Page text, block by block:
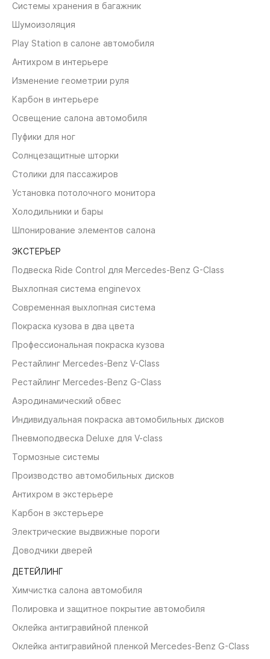
Системы хранения в багажник
Шумоизоляция
Play Station в салоне автомобиля
Антихром в интерьере
Изменение геометрии руля
Карбон в интерьере
Освещение салона автомобиля
Пуфики для ног
Солнцезащитные шторки
Столики для пассажиров
Установка потолочного монитора
Холодильники и бары
Шпонирование элементов салона
ЭКСТЕРЬЕР
Подвеска Ride Control для Mercedes-Benz G-Class
Выхлопная система enginevox
Современная выхлопная система
Покраска кузова в два цвета
Профессиональная покраска кузова
Рестайлинг Mercedes-Benz V-Class
Рестайлинг Mercedes-Benz G-Class
Аэродинамический обвес
Индивидуальная покраска автомобильных дисков
Пневмоподвеска Deluxe для V-class
Тормозные системы
Производство автомобильных дисков
Антихром в экстерьере
Карбон в экстерьере
Электрические выдвижные пороги
Доводчики дверей
ДЕТЕЙЛИНГ
Химчистка салона автомобиля
Полировка и защитное покрытие автомобиля
Оклейка антигравийной пленкой
Оклейка антигравийной пленкой Mercedes-Benz G-Class